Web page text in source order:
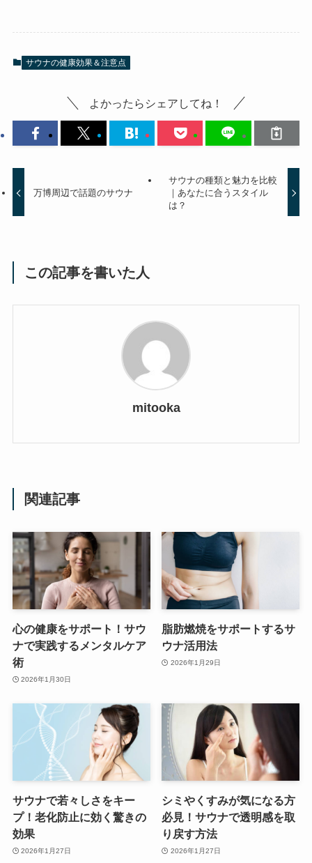
サウナの健康効果＆注意点
よかったらシェアしてね！
万博周辺で話題のサウナ
サウナの種類と魅力を比較
｜あなたに合うスタイル
は？
この記事を書いた人
mitooka
関連記事
心の健康をサポート！サウ
ナで実践するメンタルケア
術
2026年1月30日
脂肪燃焼をサポートするサ
ウナ活用法
2026年1月29日
サウナで若々しさをキー
プ！老化防止に効く驚きの
効果
2026年1月27日
シミやくすみが気になる方
必見！サウナで透明感を取
り戻す方法
2026年1月27日